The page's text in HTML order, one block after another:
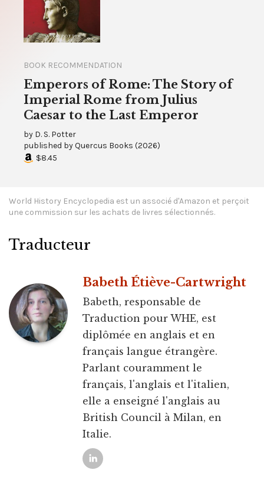
BOOK RECOMMENDATION
Emperors of Rome: The Story of
Imperial Rome from Julius
Caesar to the Last Emperor
by D. S. Potter
published byQuercus Books (2026)
$8.45
World History Encyclopedia est un associé d'Amazon et perçoit
une commission sur les achats de livres sélectionnés.
Traducteur
Babeth Étiève-Cartwright
Babeth, responsable de
Traduction pour WHE, est
diplômée en anglais et en
français langue étrangère.
Parlant couramment le
français, l'anglais et l'italien,
elle a enseigné l'anglais au
British Council à Milan, en
Italie.